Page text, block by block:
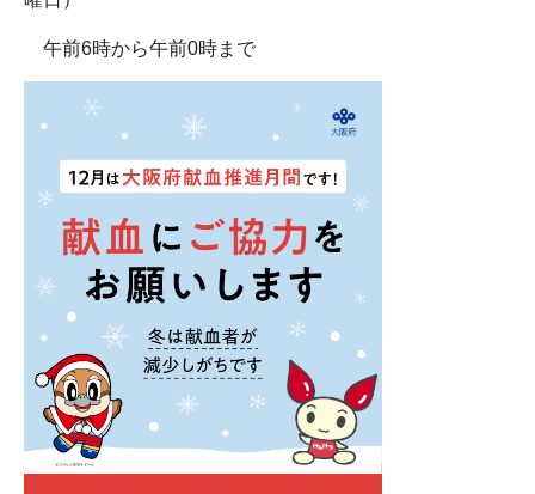
午前6時から午前0時まで